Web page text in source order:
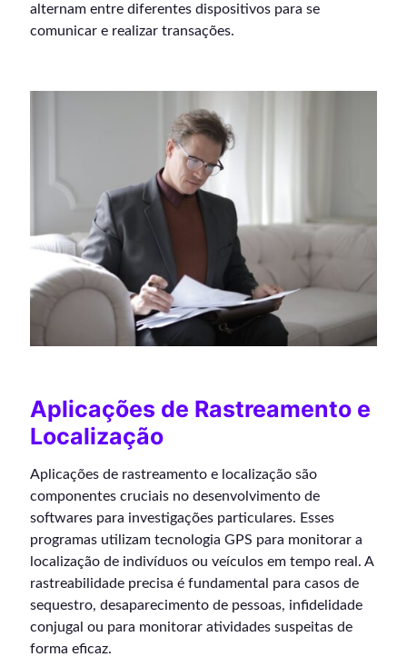
alternam entre diferentes dispositivos para se
comunicar e realizar transações.
Aplicações de Rastreamento e
Localização
Aplicações de rastreamento e localização são
componentes cruciais no desenvolvimento de
softwares para investigações particulares. Esses
programas utilizam tecnologia GPS para monitorar a
localização de indivíduos ou veículos em tempo real. A
rastreabilidade precisa é fundamental para casos de
sequestro, desaparecimento de pessoas, infidelidade
conjugal ou para monitorar atividades suspeitas de
forma eficaz.